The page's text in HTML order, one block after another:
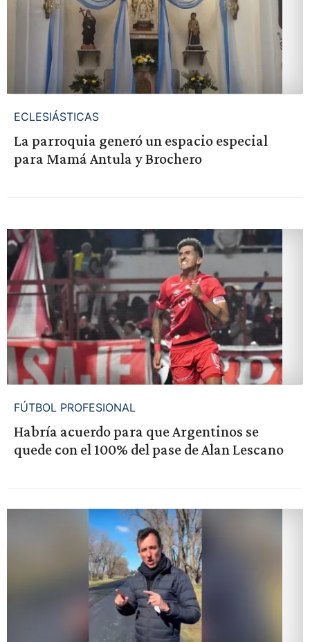
ECLESIÁSTICAS
La parroquia generó un espacio especial
para Mamá Antula y Brochero
FÚTBOL PROFESIONAL
Habría acuerdo para que Argentinos se
quede con el 100% del pase de Alan Lescano